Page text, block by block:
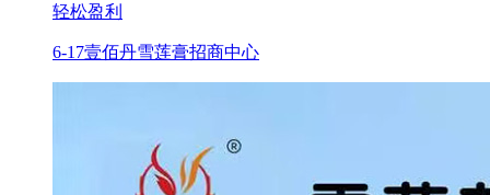
轻松盈利
6-17壹佰丹雪莲膏招商中心